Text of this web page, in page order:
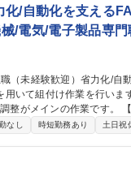
化/自動化を支える
/電気/電子製品専門
す。 【仕事のやりがい・魅力】
間には何物にも代えがたい
なし 時短勤務あり 土日祝